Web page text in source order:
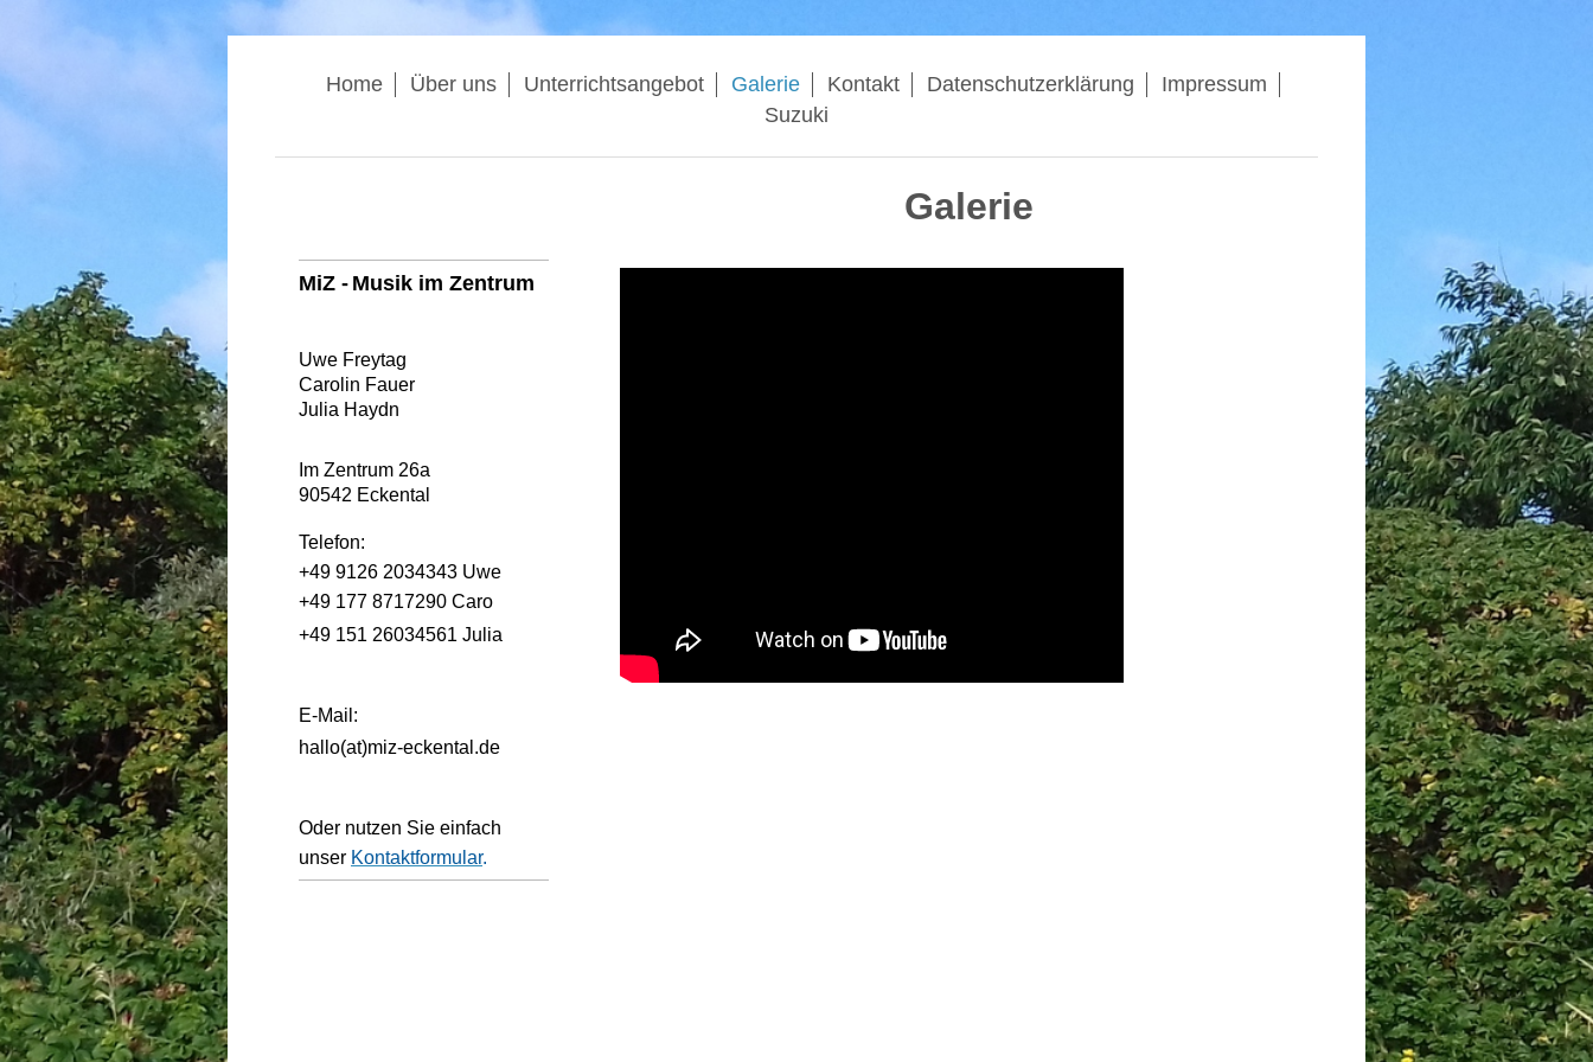
Home Über uns Unterrichtsangebot Galerie Kontakt Datenschutzerklärung
Impressum
Suzuki
Galerie
MiZ - Musik im Zentrum
Uwe Freytag
Carolin Fauer
Julia Haydn
Im Zentrum 26a
90542 Eckental
Telefon:
+49 9126 2034343 Uwe
+49 177 8717290 Caro
+49 151 26034561 Julia
E-Mail:
hallo(at)miz-eckental.de
Oder nutzen Sie einfach
unser Kontaktformular.